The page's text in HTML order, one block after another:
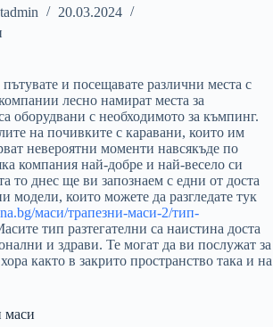
20.03.2024
и посещавате различни места с
лесно намират места за
оборудвани с необходимото за къмпинг.
на почивките с каравани, които им
невероятни моменти навсякъде по
компания най-добре и най-весело си
то днес ще ви запознаем с едни от доста
модели, които можете да разгледате тук
маси/трапезни-маси-2/тип-
тип разтегателни са наистина доста
и здрави. Те могат да ви послужат за
както в закрито пространство така и на
маси